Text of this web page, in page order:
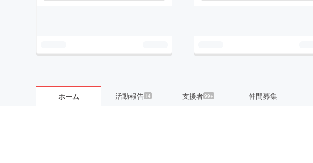
ホーム 活動報告 14 支援者99+ 仲間募集